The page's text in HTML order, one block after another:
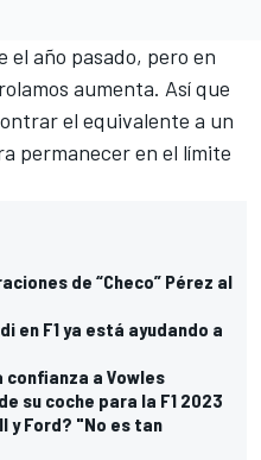
el año pasado, pero en
aumenta. Así que
el equivalente a un
permanecer en el límite
de “Checo” Pérez al
en F1 ya está ayudando a
confianza a Vowles
su coche para la F1 2023
y Ford? "No es tan